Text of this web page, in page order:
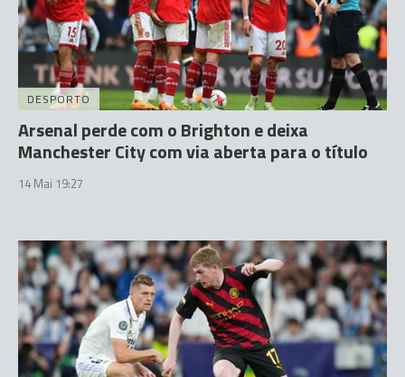
DESPORTO
Arsenal perde com o Brighton e deixa
Manchester City com via aberta para o título
14 Mai 19:27